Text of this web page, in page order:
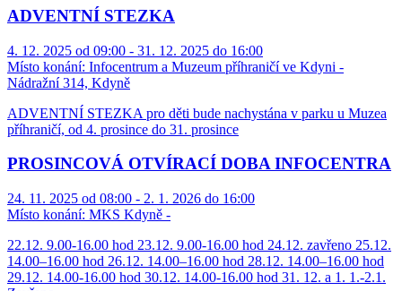
ADVENTNÍ STEZKA
4. 12. 2025 od 09:00 - 31. 12. 2025 do 16:00
Místo konání: Infocentrum a Muzeum příhraničí ve Kdyni -
Nádražní 314, Kdyně
ADVENTNÍ STEZKA pro děti bude nachystána v parku u Muzea
příhraničí, od 4. prosince do 31. prosince
PROSINCOVÁ OTVÍRACÍ DOBA INFOCENTRA
24. 11. 2025 od 08:00 - 2. 1. 2026 do 16:00
Místo konání: MKS Kdyně -
22.12. 9.00-16.00 hod 23.12. 9.00-16.00 hod 24.12. zavřeno 25.12.
14.00–16.00 hod 26.12. 14.00–16.00 hod 28.12. 14.00–16.00 hod
29.12. 14.00-16.00 hod 30.12. 14.00-16.00 hod 31. 12. a 1. 1.-2.1.